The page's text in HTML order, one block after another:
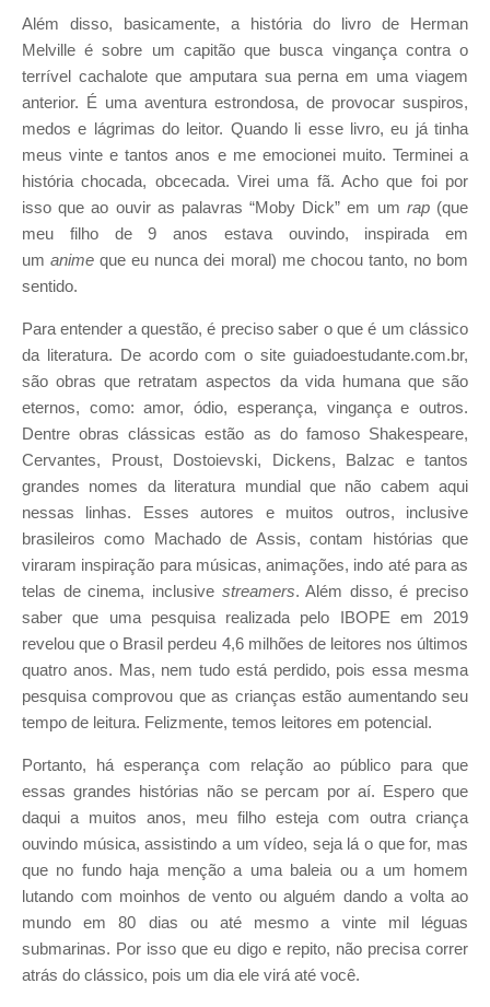
Além disso, basicamente, a história do livro de Herman
Melville é sobre um capitão que busca vingança contra o
terrível cachalote que amputara sua perna em uma viagem
anterior. É uma aventura estrondosa, de provocar suspiros,
medos e lágrimas do leitor. Quando li esse livro, eu já tinha
meus vinte e tantos anos e me emocionei muito. Terminei a
história chocada, obcecada. Virei uma fã. Acho que foi por
isso que ao ouvir as palavras “Moby Dick” em um rap(que
meu filho de 9 anos estava ouvindo, inspirada em
umanime que eu nunca dei moral) me chocou tanto, no bom
sentido.
Para entender a questão, é preciso saber o que é um clássico
da literatura. De acordo com o site guiadoestudante.com.br,
são obras que retratam aspectos da vida humana que são
eternos, como: amor, ódio, esperança, vingança e outros.
Dentre obras clássicas estão as do famoso Shakespeare,
Cervantes, Proust, Dostoievski, Dickens, Balzac e tantos
grandes nomes da literatura mundial que não cabem aqui
nessas linhas. Esses autores e muitos outros, inclusive
brasileiros como Machado de Assis, contam histórias que
viraram inspiração para músicas, animações, indo até para as
telas de cinema, inclusive streamers. Além disso, é preciso
saber que uma pesquisa realizada pelo IBOPE em 2019
revelou que o Brasil perdeu 4,6 milhões de leitores nos últimos
quatro anos. Mas, nem tudo está perdido, pois essa mesma
pesquisa comprovou que as crianças estão aumentando seu
tempo de leitura. Felizmente, temos leitores em potencial.
Portanto, há esperança com relação ao público para que
essas grandes histórias não se percam por aí. Espero que
daqui a muitos anos, meu filho esteja com outra criança
ouvindo música, assistindo a um vídeo, seja lá o que for, mas
que no fundo haja menção a uma baleia ou a um homem
lutando com moinhos de vento ou alguém dando a volta ao
mundo em 80 dias ou até mesmo a vinte mil léguas
submarinas. Por isso que eu digo e repito, não precisa correr
atrás do clássico, pois um dia ele virá até você.